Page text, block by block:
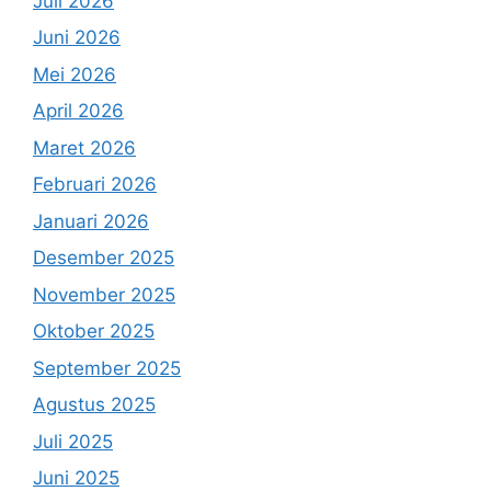
Juni 2026
Mei 2026
April 2026
Maret 2026
Februari 2026
Januari 2026
Desember 2025
November 2025
Oktober 2025
September 2025
Agustus 2025
Juli 2025
Juni 2025